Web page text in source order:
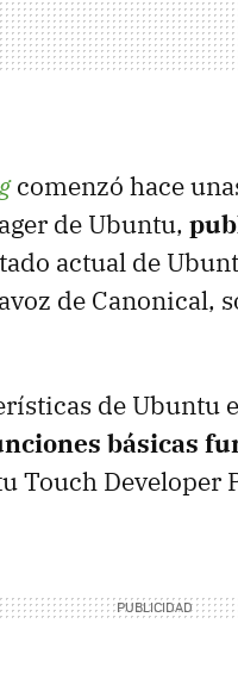
comenzó hace
de Ubuntu,
actual de
de Canonical,
de
básicas
Touch Developer